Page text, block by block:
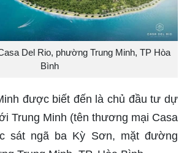
Del Rio, phường Trung Minh, TP Hòa
Bình
được biết đến là chủ đầu tư dự
Trung Minh (tên thương mại Casa
sát ngã ba Kỳ Sơn, mặt đường